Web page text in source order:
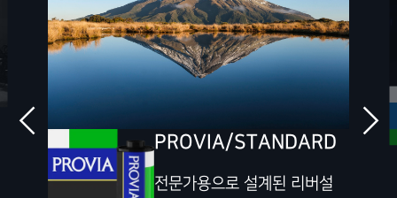
PROVIA/STANDARD
전문가용으로 설계된 리버설